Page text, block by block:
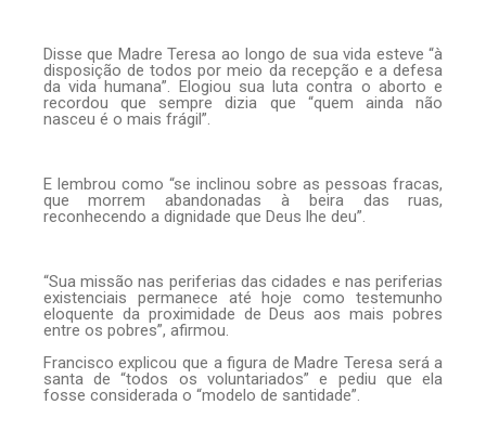
Disse que Madre Teresa ao longo de sua vida esteve “à
disposição de todos por meio da recepção e a defesa
da vida humana”. Elogiou sua luta contra o aborto e
recordou que sempre dizia que “quem ainda não
nasceu é o mais frágil”.
E lembrou como “se inclinou sobre as pessoas fracas,
que morrem abandonadas à beira das ruas,
reconhecendo a dignidade que Deus lhe deu”.
“Sua missão nas periferias das cidades e nas periferias
existenciais permanece até hoje como testemunho
eloquente da proximidade de Deus aos mais pobres
entre os pobres”, afirmou.
Francisco explicou que a figura de Madre Teresa será a
santa de “todos os voluntariados” e pediu que ela
fosse considerada o “modelo de santidade”.